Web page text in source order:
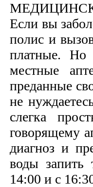
Если вы
полис и
платные. Но
местные
преданные
не
слегка
говорящему
диагноз и
воды запить
14:00 и с